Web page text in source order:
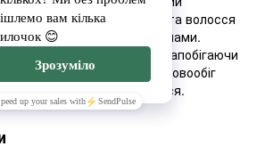
захищають шкіру голови та волосся
вільними радикалами.
голови та волосся, запобігаючи
подразненню, стимулює кровообіг
здоровому росту волосся.